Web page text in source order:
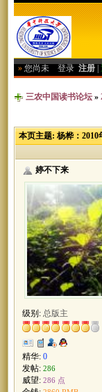
» 您尚未 登录 注册
三农中国读书论坛 »
本页主题: 杨桦：
婷不下来
级别: 总版主
精华: 0
发帖: 286
威望: 286 点